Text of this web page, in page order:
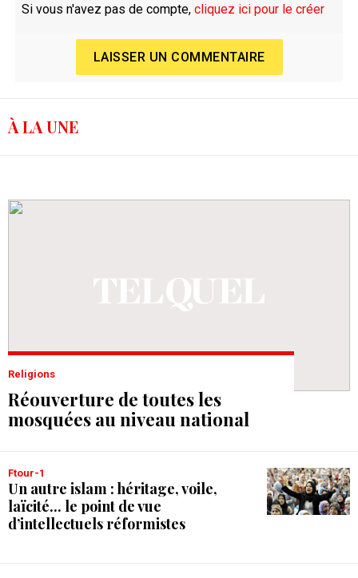
Si vous n'avez pas de compte, cliquez ici pour le créer
LAISSER UN COMMENTAIRE
À LA UNE
Religions
Réouverture de toutes les
mosquées au niveau national
Ftour-1
Un autre islam : héritage, voile,
laïcité... le point de vue
d’intellectuels réformistes